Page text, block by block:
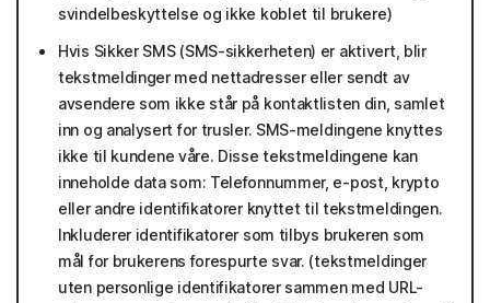
svindelbeskyttelse og ikke koblet til brukere)
Hvis Sikker SMS (SMS-sikkerheten) er aktivert, blir
tekstmeldinger med nettadresser eller sendt av
avsendere som ikke står på kontaktlisten din, samlet
inn og analysert for trusler. SMS-meldingene knyttes
ikke til kundene våre. Disse tekstmeldingene kan
inneholde data som: Telefonnummer, e-post, krypto
eller andre identifikatorer knyttet til tekstmeldingen.
Inkluderer identifikatorer som tilbys brukeren som
mål for brukerens forespurte svar. (tekstmeldinger
uten personlige identifikatorer sammen med URL-